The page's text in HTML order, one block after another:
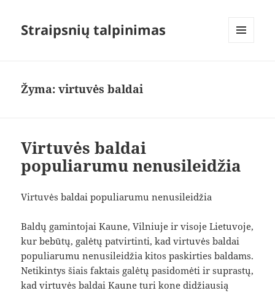
Straipsnių talpinimas
Žyma:virtuvės baldai
Virtuvės baldai
populiarumu nenusileidžia
Virtuvės baldai populiarumu nenusileidžia
Baldų gamintojai Kaune, Vilniuje ir visoje Lietuvoje,
kur bebūtų, galėtų patvirtinti, kad virtuvės baldai
populiarumu nenusileidžia kitos paskirties baldams.
Netikintys šiais faktais galėtų pasidomėti ir suprastų,
kad virtuvės baldai Kaune turi kone didžiausią